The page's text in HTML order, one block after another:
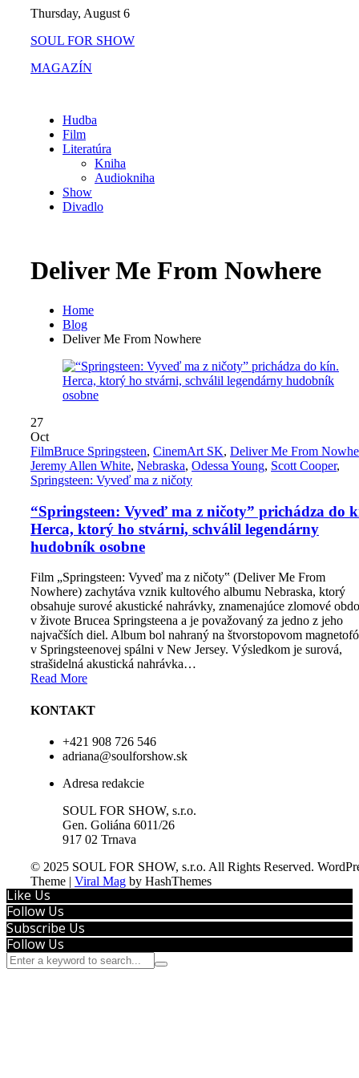
content
Thursday, August 6
SOUL FOR SHOW
MAGAZÍN
Hudba
Film
Literatúra
Kniha
Audiokniha
Show
Divadlo
Deliver Me From Nowhere
Home
Blog
Deliver Me From Nowhere
27
Oct
FilmBruce Springsteen, CinemArt SK, Deliver Me From
Jeremy Allen White, Nebraska, Odessa Young, Scott Cooper,
Springsteen: Vyveď ma z ničoty
“Springsteen: Vyveď ma z ničoty” prichádza do
Herca, ktorý ho stvárni, schválil legendárny
hudobník osobne
Film „Springsteen: Vyveď ma z ničoty‟ (Deliver Me From
Nowhere) zachytáva vznik kultového albumu Nebraska, ktorý
obsahuje surové akustické nahrávky, znamenajúce zlomové
v živote Brucea Springsteena a je považovaný za jedno z jeho
najvačších diel. Album bol nahraný na štvorstopovom
v Springsteenovej spálni v New Jersey. Výsledkom je surová,
strašidelná akustická nahrávka…
Read More
KONTAKT
+421 908 726 546
adriana@soulforshow.sk
Adresa redakcie
SOUL FOR SHOW, s.r.o.
Gen. Goliána 6011/26
917 02 Trnava
© 2025 SOUL FOR SHOW, s.r.o. All Rights Reserved.
Theme | Viral Mag by HashThemes
Like Us
Follow Us
Subscribe Us
Follow Us